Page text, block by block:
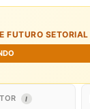
FUTURO SETORIAL
I